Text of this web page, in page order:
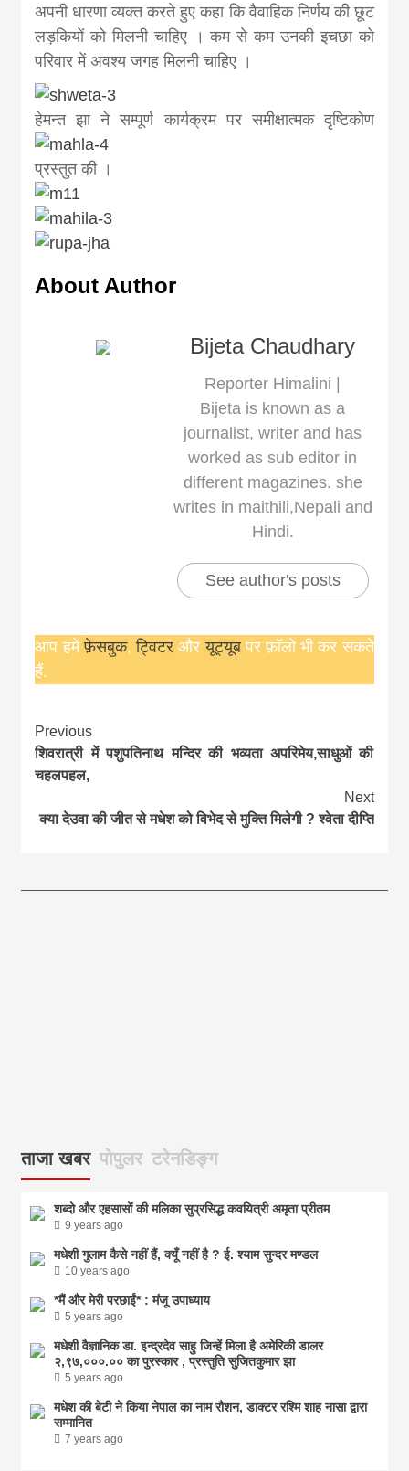
अपनी धारणा व्यक्त करते हुए कहा कि वैवाहिक निर्णय की छूट
लड़कियों को मिलनी चाहिए । कम से कम उनकी इचछा को
परिवार में अवश्य जगह मिलनी चाहिए ।
हेमन्त झा ने सम्पूर्ण कार्यक्रम पर समीक्षात्मक दृष्टिकोण
प्रस्तुत की ।
About Author
Bijeta Chaudhary
Reporter Himalini |
Bijeta is known as a
journalist, writer and has
worked as sub editor in
different magazines. she
writes in maithili,Nepali and
Hindi.
See author's posts
आप हमेंफ़ेसबुक,ट्विटरऔरयूट्यूबपर फ़ॉलो भी कर सकते
हैं.
Continue
Reading
Previous
शिवरात्री में पशुपतिनाथ मन्दिर की भव्यता अपरिमेय,साधुओं की
चहलपहल,
Next
क्या देउवा की जीत से मधेश को विभेद से मुक्ति मिलेगी ? श्वेता दीप्ति
ताजा खबर पोपुलर टरेनडिङ्ग
शब्दो और एहसासों की मलिका सुप्रसिद्ध कवयित्री अमृता प्रीतम
9 years ago
मधेशी गुलाम कैसे नहीं हैं, क्यूँ नहीं है ? ई. श्याम सुन्दर मण्डल
10 years ago
*मैं और मेरी परछाईं* : मंजू उपाध्याय
5 years ago
मधेशी वैज्ञानिक डा. इन्द्रदेव साहु जिन्हें मिला है अमेरिकी डालर
२,९७,०००.०० का पुरस्कार , प्रस्तुति सुजितकुमार झा
5 years ago
मधेश की बेटी ने किया नेपाल का नाम राैशन, डाक्टर रश्मि शाह नासा द्वारा
सम्मानित
7 years ago